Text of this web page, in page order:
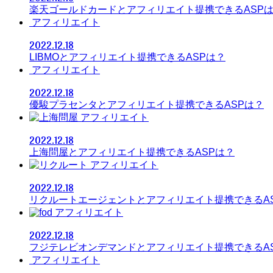
楽天ゴールドカードとアフィリエイト提携できるASPは
アフィリエイト
2022.12.18
LIBMOとアフィリエイト提携できるASPは？
アフィリエイト
2022.12.18
優駿プラセンタとアフィリエイト提携できるASPは？
アフィリエイト
2022.12.18
上海問屋とアフィリエイト提携できるASPは？
アフィリエイト
2022.12.18
リクルートエージェントとアフィリエイト提携できる
アフィリエイト
2022.12.18
フジテレビオンデマンドとアフィリエイト提携できる
アフィリエイト